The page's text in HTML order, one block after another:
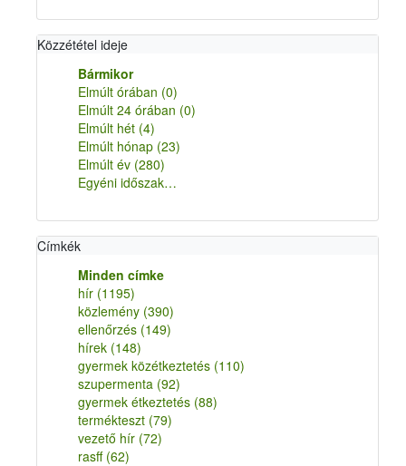
Közzététel ideje
Bármikor
Elmúlt órában (0)
Elmúlt 24 órában (0)
Elmúlt hét (4)
Elmúlt hónap (23)
Elmúlt év (280)
Egyéni időszak…
Címkék
Minden címke
hír (1195)
közlemény (390)
ellenőrzés (149)
hírek (148)
gyermek közétkeztetés (110)
szupermenta (92)
gyermek étkeztetés (88)
termékteszt (79)
vezető hír (72)
rasff (62)